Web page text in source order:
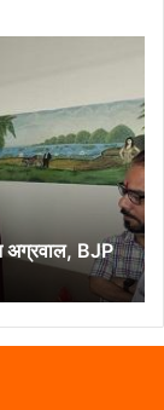
अग्रवाल, BJP